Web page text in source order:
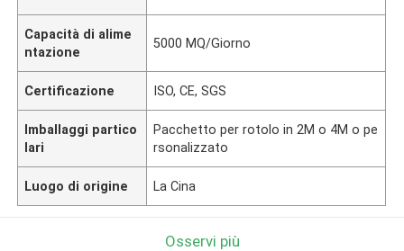
Capacità di alime
ntazione
5000 MQ/Giorno
Certificazione ISO, CE, SGS
Imballaggi partico
lari
Pacchetto per rotolo in 2M o 4M o pe
rsonalizzato
Luogo di origine La Cina
Osservi più